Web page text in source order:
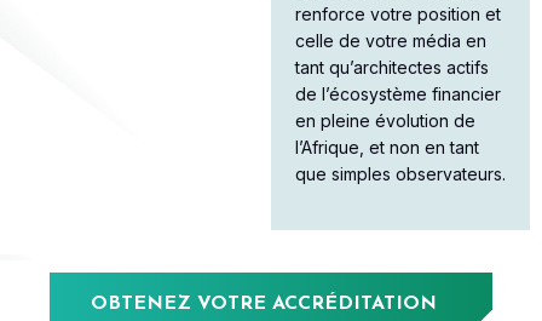
renforce votre position et
celle de votre média en
tant qu’architectes actifs
de l’écosystème financier
en pleine évolution de
l’Afrique, et non en tant
que simples observateurs.
OBTENEZ VOTRE ACCRÉDITATION